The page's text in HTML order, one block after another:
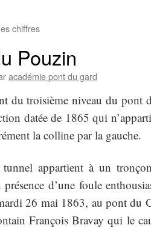
chiffres
Pouzin
académie pont du gard
du troisième niveau du pont
datée de 1865 qui
la colline par la gauche.
appartient à un
présence d’une foule
26 mai 1863, au pont du
François Bravay qui le